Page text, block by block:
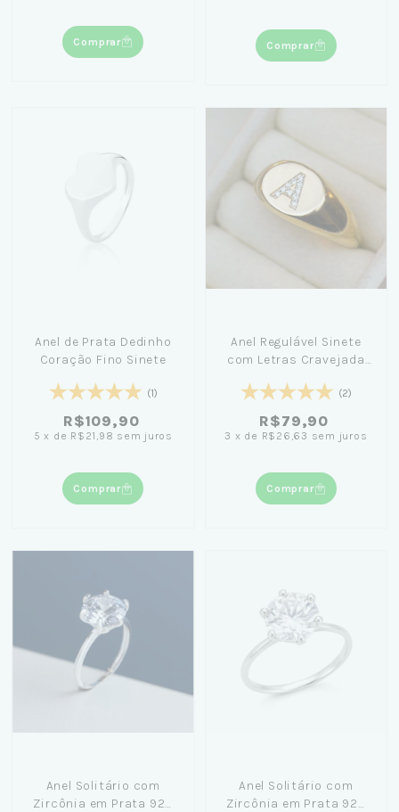
Comprar Comprar
Anel de Prata Dedinho
Coração Fino Sinete
(1)
R$109,90
5 x de R$21,98 sem juros
Comprar
Anel Regulável Sinete
com Letras Cravejada
(2)
R$79,90
3 x de R$26,63 sem juros
Comprar
Anel Solitário com
Zircônia em Prata 925
Anel Solitário com
Zircônia em Prata 925